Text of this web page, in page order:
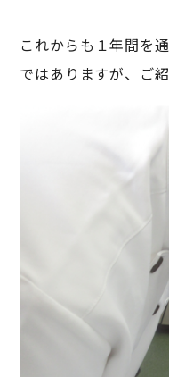
これからも１年間を
ではありますが、ご